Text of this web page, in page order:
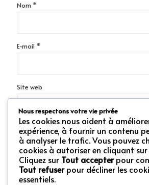
Nom *
E-mail *
Site web
Enregistrer mon nom, mon e-mail et
navigateur pour mon prochain
Nous respectons votre vie privée
Les cookies nous aident à
expérience, à fournir un contenu
à analyser le trafic. Vous pouvez
cookies à autoriser en cliquant sur
Cliquez sur Tout accepterpour
Tout refuserpour décliner les
essentiels.